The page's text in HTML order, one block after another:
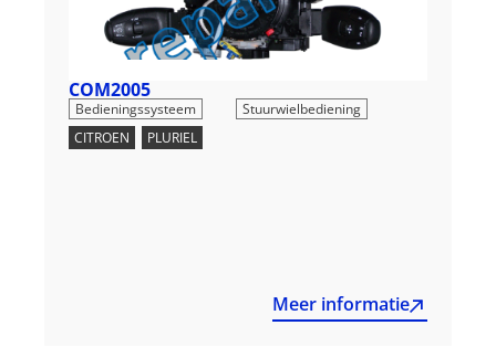
COM2005
Bedieningssysteem
Stuurwielbediening
CITROEN
PLURIEL
Meer informatie